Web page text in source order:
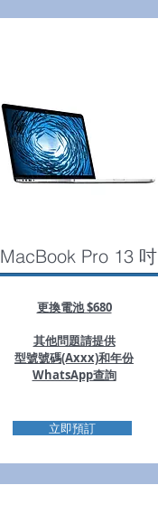
MacBook Pro 13 吋
更換電池 $680
其他問題請提供
型號號碼(Axxx)和年份
WhatsApp查詢
立即預訂